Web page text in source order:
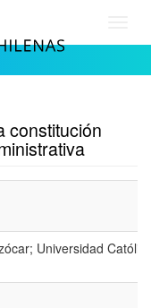
constitución
Universidad